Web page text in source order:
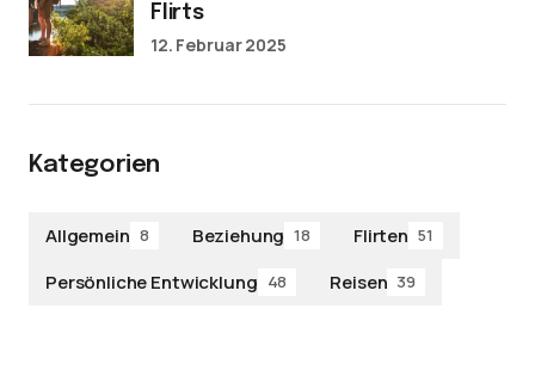
Flirts
12. Februar 2025
Kategorien
Allgemein 8 Beziehung 18 Flirten 51
Persönliche Entwicklung 48 Reisen 39